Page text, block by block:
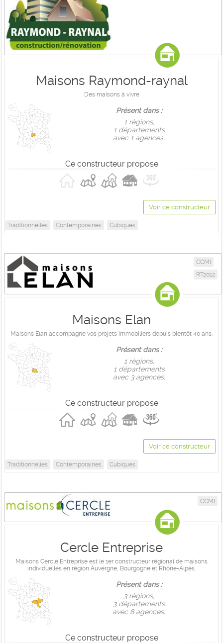
Maisons Raymond-raynal
Des maisons à vivre
Présent dans :
1 règions,
1 départements
avec 1 agences.
Ce constructeur propose
Voir ce constructeur
Traditionnelles Contemporaines Cubiques
CCMI
RT2012
Maisons Elan
Maisons Elan accompagne vos projets immobiliers depuis bientôt 40 ans.
Présent dans :
1 règions,
1 départements
avec 3 agences.
Ce constructeur propose
Voir ce constructeur
Traditionnelles Contemporaines Cubiques
CCMI
Cercle Entreprise
Maisons Cercle Entreprise est le 1er constructeur régional de maisons
individuelles en région Auvergne, Bourgogne et Rhône-Alpes.
Présent dans :
3 règions,
3 départements
avec 8 agences.
Ce constructeur propose